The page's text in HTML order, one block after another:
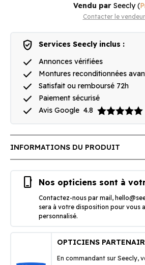
Vendu par Seecly(
Contacter le vendeur
verified_user Services Seecly inclus :
done Annonces vérifiées
done Montures reconditionnées
done Satisfait ou remboursé 72h
done Paiement sécurisé
done Avis Google 4.8
INFORMATIONS DU PRODUIT
phone_iphone Nos opticiens sont à
Contactez-nous par mail,
sera à votre disposition pour vous
personnalisé.
OPTICIENS
En commandant sur Seecly,